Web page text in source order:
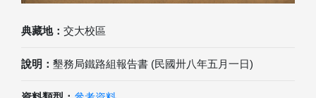
典藏地： 交大校區
說明： 墾務局鐵路組報告書 (民國卅八年五月一日)